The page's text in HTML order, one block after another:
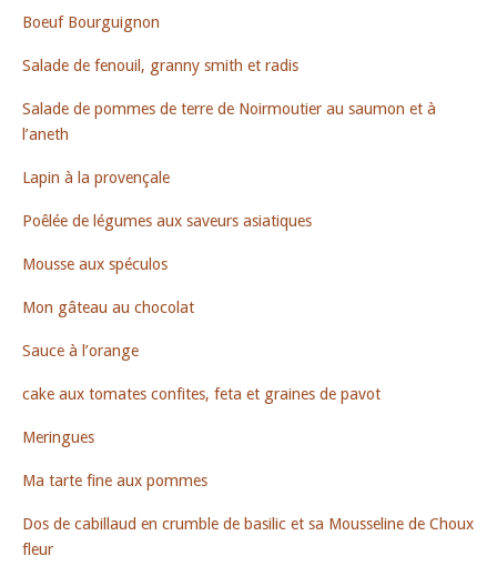
Boeuf Bourguignon
Salade de fenouil, granny smith et radis
Salade de pommes de terre de Noirmoutier au saumon et à
l’aneth
Lapin à la provençale
Poêlée de légumes aux saveurs asiatiques
Mousse aux spéculos
Mon gâteau au chocolat
Sauce à l’orange
cake aux tomates confites, feta et graines de pavot
Meringues
Ma tarte fine aux pommes
Dos de cabillaud en crumble de basilic et sa Mousseline de Choux
fleur